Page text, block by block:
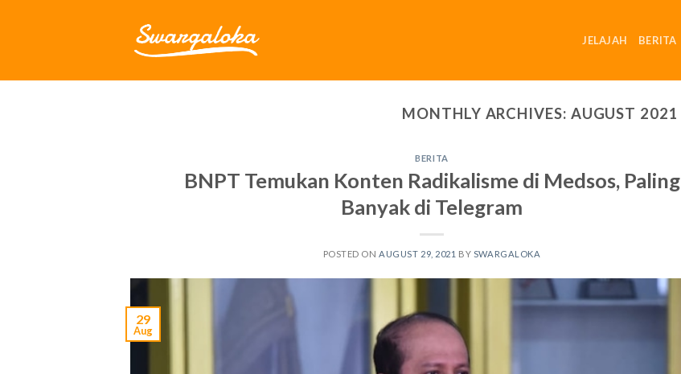
JELAJAH BERITA
MONTHLY ARCHIVES: AUGUST 2021
BERITA
BNPT Temukan Konten Radikalisme di Medsos, Paling
Banyak di Telegram
POSTED ONAUGUST 29, 2021 BY SWARGALOKA
29
Aug